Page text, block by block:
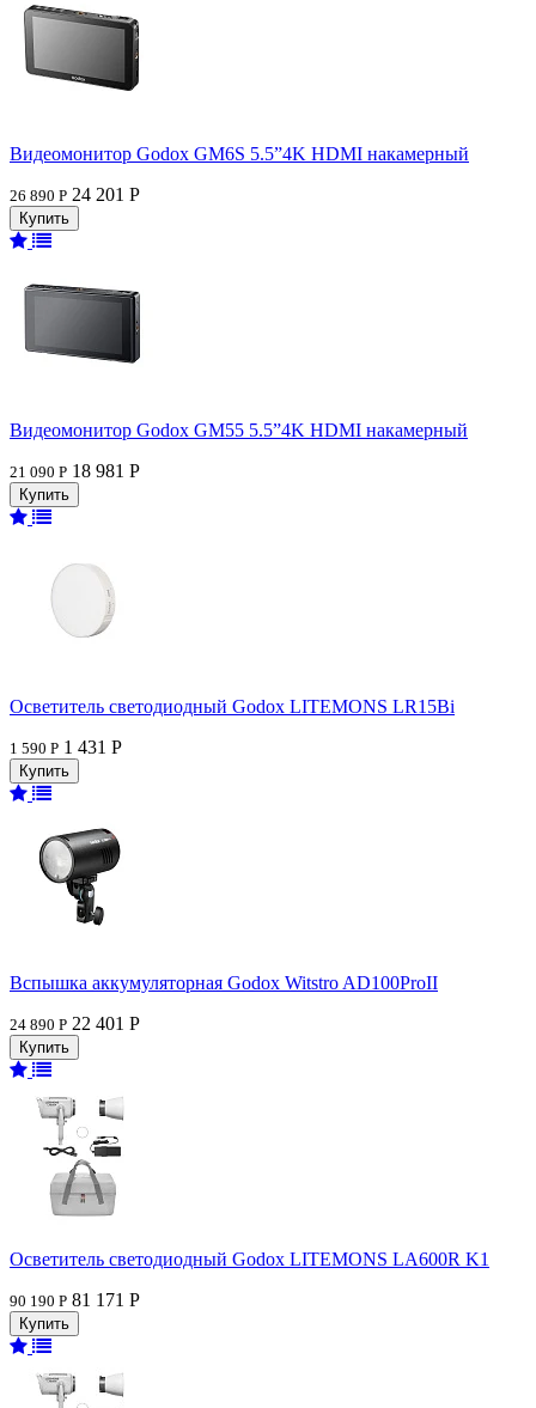
Видеомонитор Godox GM6S 5.5”4K HDMI накамерный
26 890 Р 24 201 Р
Видеомонитор Godox GM55 5.5”4K HDMI накамерный
21 090 Р 18 981 Р
Осветитель светодиодный Godox LITEMONS LR15Bi
1 590 Р 1 431 Р
Вспышка аккумуляторная Godox Witstro AD100ProII
24 890 Р 22 401 Р
Осветитель светодиодный Godox LITEMONS LA600R K1
90 190 Р 81 171 Р